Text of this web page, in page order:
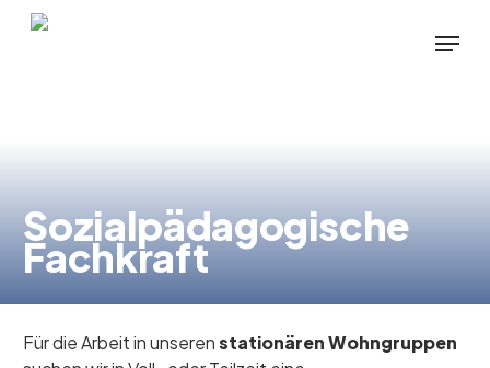
Menu
Sozialpädagogische
Fachkraft
Für die Arbeit in unserenstationären Wohngruppen